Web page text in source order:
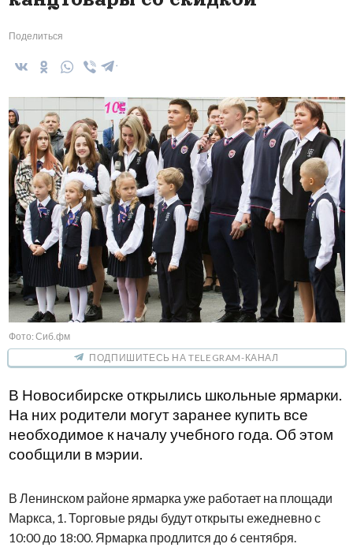
Поделиться
Фото: Сиб.фм
ПОДПИШИТЕСЬ НА TELEGRAM-КАНАЛ
В Новосибирске открылись школьные ярмарки.
На них родители могут заранее купить все
необходимое к началу учебного года. Об этом
сообщили в мэрии.
В Ленинском районе ярмарка уже работает на площади
Маркса, 1. Торговые ряды будут открыты ежедневно с
10:00 до 18:00. Ярмарка продлится до 6 сентября.